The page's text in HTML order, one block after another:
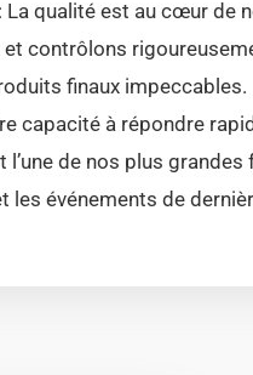
La qualité est au cœur de
contrôlons
finaux impeccables.
capacité à répondre
de nos plus
événements de